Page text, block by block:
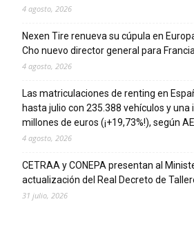
4 agosto, 2026
Nexen Tire renueva su cúpula en
Cho nuevo director general para
4 agosto, 2026
Las matriculaciones de renting en
hasta julio con 235.388 vehículos y una
millones de euros (¡+19,73%!), según
4 agosto, 2026
CETRAA y CONEPA presentan al
actualización del Real Decreto de
31 julio, 2026